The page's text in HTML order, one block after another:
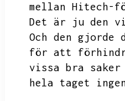
mellan Hitech-
Det är ju den
Och den
för att
vissa bra saker
hela taget